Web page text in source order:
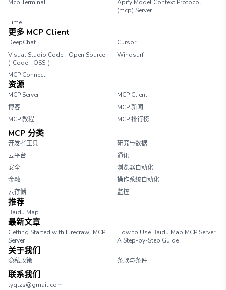
Mcp Terminal
Apify Model Context Protocol
(mcp) Server
Time
更多 MCP Client
DeepChat
Cursor
Visual Studio Code - Open Source
("Code - OSS")
Windsurf
MCP Connect
资源
MCP Server
MCP Client
博客
MCP 新闻
MCP 教程
MCP 排行榜
MCP 分类
开发者工具
研究与数据
云平台
通讯
安全
浏览器自动化
金融
操作系统自动化
云存储
监控
推荐
Baidu Map
最新文章
Getting Started with Firecrawl MCP
Server
How to Use Baidu Map MCP Server:
A Step-by-Step Guide
关于我们
隐私政策 条款与条件
联系我们
lyqtzs@gmail.com